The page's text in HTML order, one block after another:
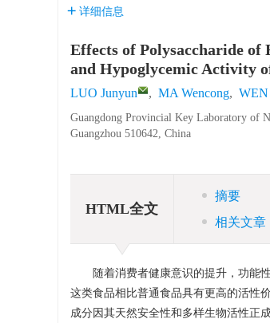
详细信息
Effects of Polysaccharide
and Hypoglycemic Activity
LUO Junyun , MA Wencong, WEN
Guangdong Provincial Key Laboratory of
Guangzhou 510642, China
HTML全文
摘要
相关文章
随着消费者健康意识的提升，功能
这类食品相比普通食品具有更高的活性
成分因其天然安全性和多样生物活性正